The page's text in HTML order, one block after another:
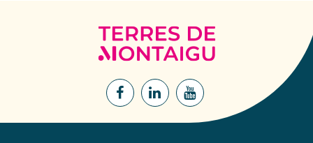
Terres
de
Montaigu
Lien
Lien
Lien